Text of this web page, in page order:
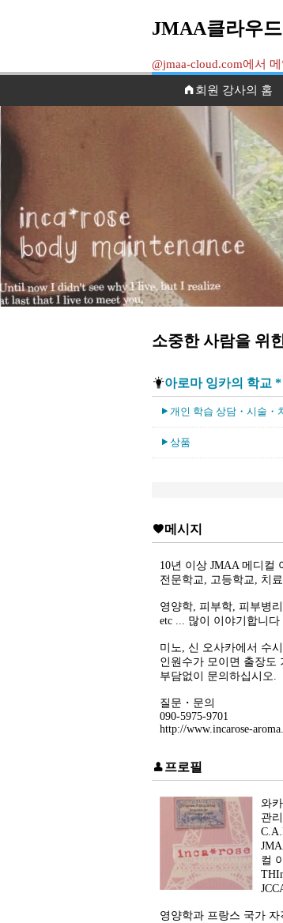
JMAA클라우드
@jmaa-cloud.com에서
회원 강사의 홈
소중한 사람을 위
아로마 잉카의 학교
개인 학습 상담・시술・
상품
메시지
10년 이상 JMAA 메디컬
전문학교, 고등학교, 치
영양학, 피부학, 피부병
etc ... 많이 이야기합니
미노, 신 오사카에서 수
인원수가 모이면 출장도
부담없이 문의하십시오.
질문・문의
090-5975-9701
http://www.incarose-
프로필
와
관
컬
영양학과 프랑스 국가